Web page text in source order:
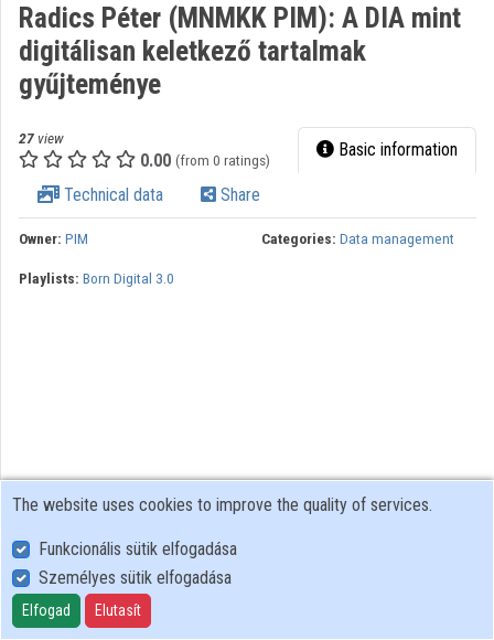
Contributors
Appearance:light
Radics Péter (MNMKK PIM): A DIA mint
digitálisan keletkező tartalmak
gyűjteménye
27 view
0.00 (from 0 ratings) Basic information
Technical data Share
Owner: PIM Categories: Data management
Playlists: Born Digital 3.0
User Policy
Adatkezelési tájékoztató (en)
Cookie Policy
The website uses cookies to improve the quality of services.
Funkcionális sütik elfogadása
Személyes sütik elfogadása
Elfogad Elutasít